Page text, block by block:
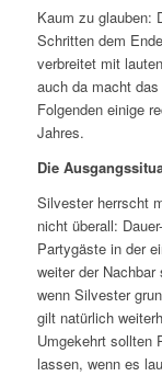
Kaum zu glauben:
Schritten dem
verbreitet mit
auch da macht
Folgenden einige
Jahres.
Die
Silvester herrscht
nicht überall:
Partygäste in der
weiter der
wenn Silvester
gilt natürlich
Umgekehrt sollten
lassen, wenn es